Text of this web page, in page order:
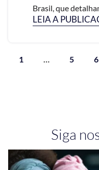
Brasil, que
LEIA A
1 5 6
Siga